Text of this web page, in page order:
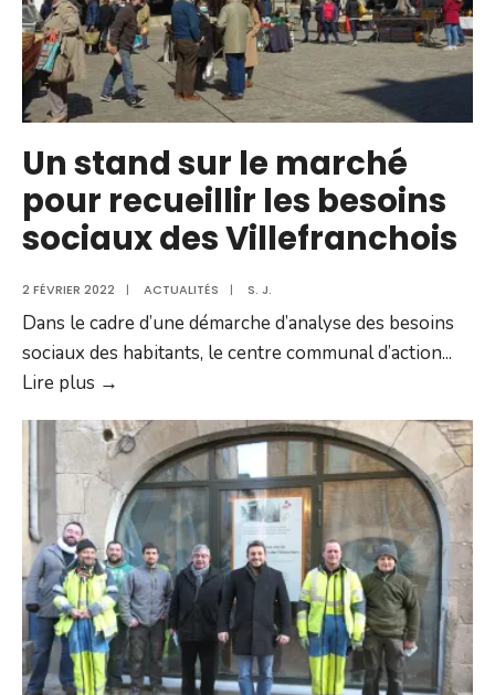
Un stand sur le marché
pour recueillir les besoins
sociaux des Villefranchois
2 FÉVRIER 2022 | ACTUALITÉS | S. J.
Dans le cadre d’une démarche d’analyse des besoins
sociaux des habitants, le centre communal d’action...
Lire plus →
sur
marché
pour
recueillir
les
besoins
sociaux
des